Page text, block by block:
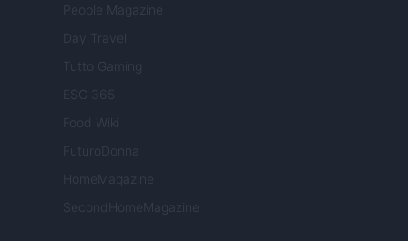
People Magazine
Day Travel
Tutto Gaming
ESG 365
Food Wiki
FuturoDonna
HomeMagazine
SecondHomeMagazine